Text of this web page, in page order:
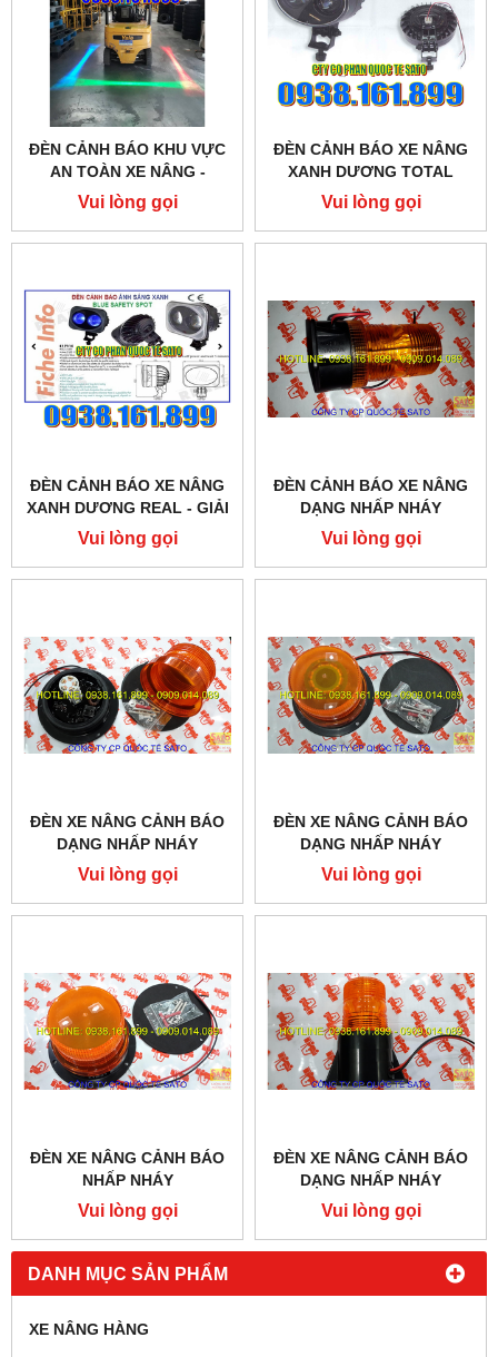
DANH MỤC SẢN PHẨM
XE NÂNG HÀNG
ĐÈN CẢNH BÁO KHU VỰC
AN TOÀN XE NÂNG -
FORKLIFT RED ZONE
SAFETY LIGHT
Vui lòng gọi
ĐÈN CẢNH BÁO XE NÂNG
XANH DƯƠNG TOTAL
SOURCE - GIẢI PHÁP AN
TOÀN XE NÂNG
Vui lòng gọi
ĐÈN CẢNH BÁO XE NÂNG
XANH DƯƠNG REAL - GIẢI
PHÁP AN TOÀN XE NÂNG -
BLUE SAFETY SPOT
Vui lòng gọi
ĐÈN CẢNH BÁO XE NÂNG
DẠNG NHẤP NHÁY
Vui lòng gọi
ĐÈN XE NÂNG CẢNH BÁO
DẠNG NHẤP NHÁY
Vui lòng gọi
ĐÈN XE NÂNG CẢNH BÁO
DẠNG NHẤP NHÁY
Vui lòng gọi
ĐÈN XE NÂNG CẢNH BÁO
NHẤP NHÁY
Vui lòng gọi
ĐÈN XE NÂNG CẢNH BÁO
DẠNG NHẤP NHÁY
Vui lòng gọi